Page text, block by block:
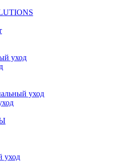
уход
уход
уход